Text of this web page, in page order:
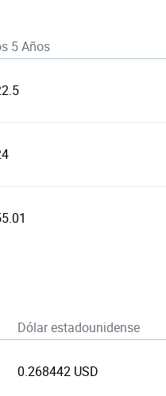
5 Años
Dólar estadounidense
0.268442 USD